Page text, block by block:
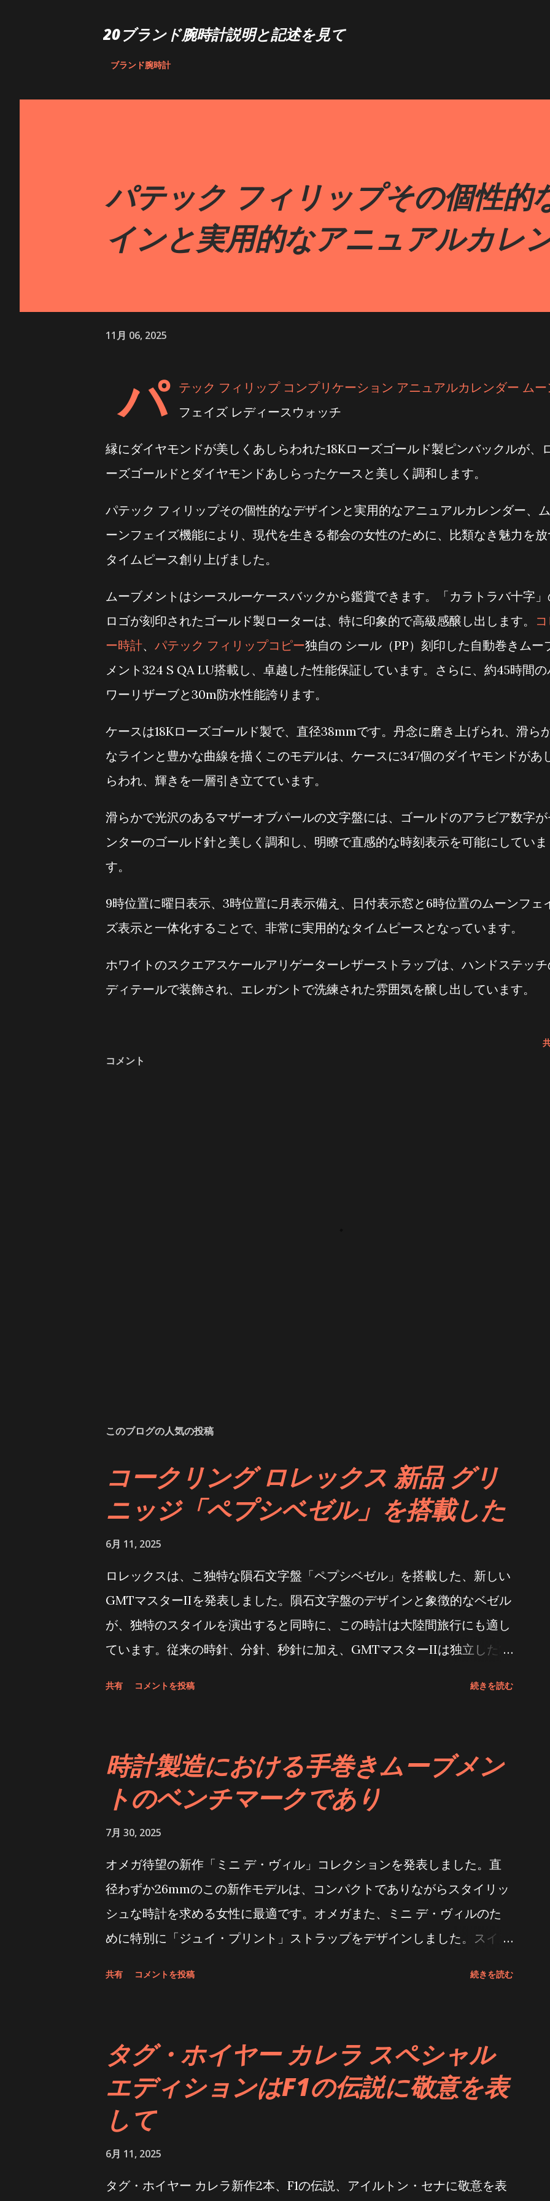
20ブランド腕時計説明と記述を見て
ブランド腕時計
パテック フィリップその個性的
インと実用的なアニュアルカレ
11月 06, 2025
パ
テック フィリップ コンプリケーション アニュアルカレンダー ムー
フェイズ レディースウォッチ
縁にダイヤモンドが美しくあしらわれた18Kローズゴールド製ピンバックルが、
ーズゴールドとダイヤモンドあしらったケースと美しく調和します。
パテック フィリップその個性的なデザインと実用的なアニュアルカレンダー、ム
ーンフェイズ機能により、現代を生きる都会の女性のために、比類なき魅力を放
タイムピース創り上げました。
ムーブメントはシースルーケースバックから鑑賞できます。「カラトラバ十字」
ロゴが刻印されたゴールド製ローターは、特に印象的で高級感醸し出します。
ー時計、 パテック フィリップコピー独自の シール（PP）刻印した自動巻きムー
メント324 S QA LU搭載し、卓越した性能保証しています。さらに、約45時間の
ワーリザーブと30m防水性能誇ります。
ケースは18Kローズゴールド製で、直径38mmです。丹念に磨き上げられ、滑ら
なラインと豊かな曲線を描くこのモデルは、ケースに347個のダイヤモンドがあ
らわれ、輝きを一層引き立てています。
滑らかで光沢のあるマザーオブパールの文字盤には、ゴールドのアラビア数字が
ンターのゴールド針と美しく調和し、明瞭で直感的な時刻表示を可能にしていま
す。
9時位置に曜日表示、3時位置に月表示備え、日付表示窓と6時位置のムーンフェ
ズ表示と一体化することで、非常に実用的なタイムピースとなっています。
ホワイトのスクエアスケールアリゲーターレザーストラップは、ハンドステッチ
ディテールで装飾され、エレガントで洗練された雰囲気を醸し出しています。
コメント
このブログの人気の投稿
コークリング ロレックス 新品 グリ
ニッジ「ペプシベゼル」を搭載した
6月 11, 2025
ロレックスは、こ独特な隕石文字盤「ペプシベゼル」を搭載した、新しい
GMTマスターIIを発表しました。隕石文字盤のデザインと象徴的なベゼル
が、独特のスタイルを演出すると同時に、この時計は大陸間旅行にも適し
ています。従来の時針、分針、秒針に加え、GMTマスターIIは独立した24
な操作を確保できます。 ロレックススーパーコピー 高品質の18金合金を
開発するために専用の鋳造所を有しています。この時計に搭載されている
パーペチュアルムーブメントと同様に、3285ムーブメントもスイス時計公
認協会（SWIFT）認定を受けています。銀、銅、プラチナ、パラジウムを
異なる割合で混合することで、イエローゴールド、ピンクゴールド、ホワ
イトゴールドといった様々な18金の成分を抽出できます。すべての原材料
は極めて純度の高い金属から作られています。金の成型前には、高度な設
勢は、ロレックススーパーコピーの揺るぎないこだわりです。
https://comici.jp/tokeiaat/
共有 コメントを投稿 続きを読む
時計製造における手巻きムーブメン
トのベンチマークであり
7月 30, 2025
オメガ待望の新作「ミニ デ・ヴィル」コレクションを発表しました。直
径わずか26mmのこの新作モデルは、コンパクトでありながらスタイリッ
シュな時計を求める女性に最適です。オメガまた、ミニ デ・ヴィルのた
めに特別に「ジュイ・プリント」ストラップをデザインしました。スイス
ムーンシャイン仕上げの18Kゴールドケースと「グラン・フー」技法を用
いて製作されたドーム型のオフホワイトエナメルダイアルなど、ミニ
デ・ヴィルの洗練されたスタイルに調和するよう、現代に蘇らせました。
これは、ブランドの歴史における重要なマイルストーンである、この時
計を駆動する「30mmムーブメント」を指しています。 オメガの30mm
ムーブメント、時計製造における手巻きムーブメントのベンチマークであ
共有 コメントを投稿 続きを読む
タグ・ホイヤー カレラ スペシャル
エディションはF1の伝説に敬意を表
して
6月 11, 2025
タグ・ホイヤー カレラ新作2本、F1の伝説、アイルトン・セナに敬意を表